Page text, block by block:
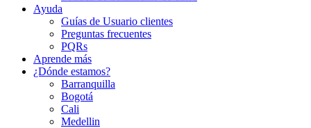
Ayuda
Guías de Usuario clientes
Preguntas frecuentes
PQRs
Aprende más
¿Dónde estamos?
Barranquilla
Bogotá
Cali
Medellin